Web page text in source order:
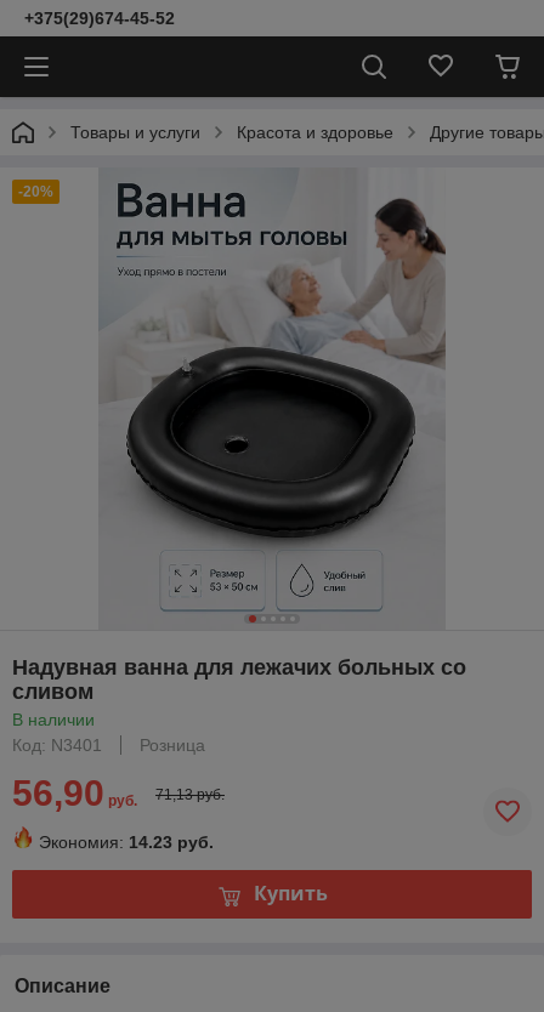
+375(29)674-45-52
Товары и услуги Красота и здоровье Другие
-20%
Надувная ванна для лежачих больных со
сливом
В наличии
Код: N3401
Розница
56,90 руб. 71,13 руб.
Экономия: 14.23 руб.
Купить
Описание